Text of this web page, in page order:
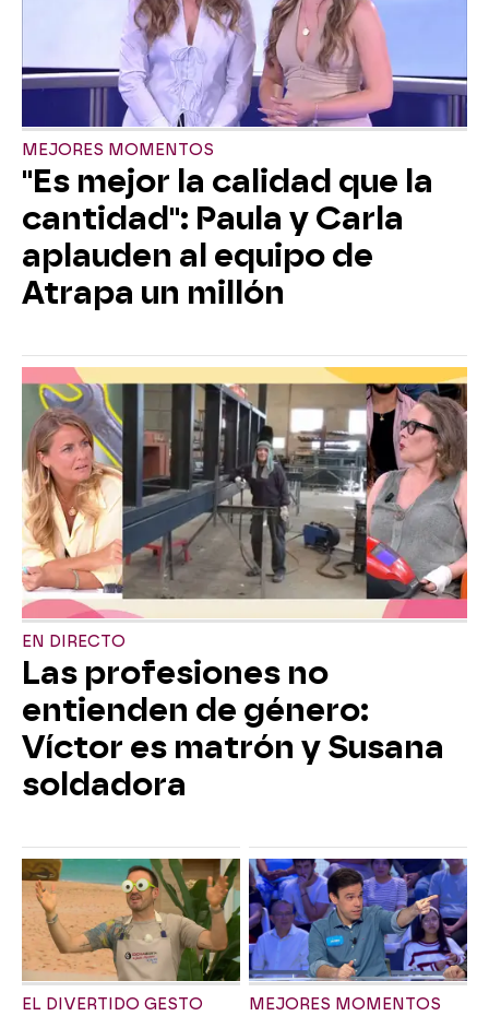
MEJORES MOMENTOS
"Es mejor la calidad que la
cantidad": Paula y Carla
aplauden al equipo de
Atrapa un millón
EN DIRECTO
Las profesiones no
entienden de género:
Víctor es matrón y Susana
soldadora
EL DIVERTIDO GESTO MEJORES MOMENTOS